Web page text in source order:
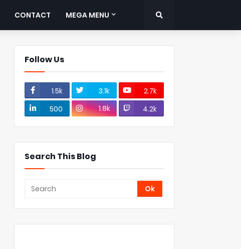
CONTACT MEGA MENU
Follow Us
1.5k 3.1k
2.7k
500
1.8k 4.2k
Search This Blog